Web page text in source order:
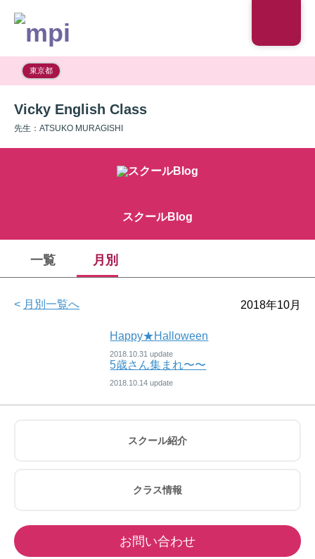
東京都
Vicky English Class
先生：ATSUKO MURAGISHI
スクールBlog
一覧 月別
< 月別一覧へ 2018年10月
Happy★Halloween
2018.10.31
5歳さん集まれ〜〜
2018.10.14
スクール紹介
クラス情報
お問い合わせ